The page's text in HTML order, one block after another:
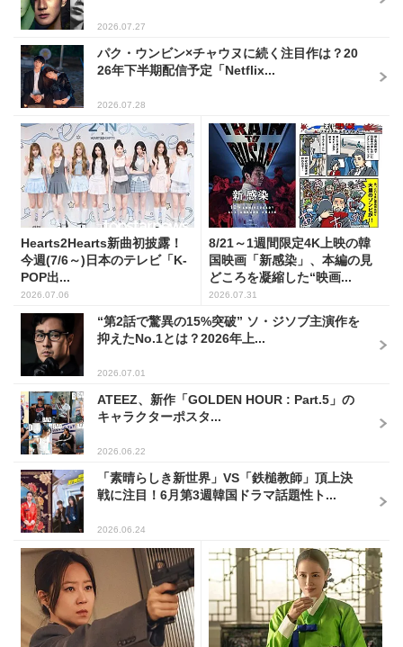
2026.07.27
パク・ウンビン×チャウヌに続く注目作は？20
26年下半期配信予定「Netflix...
2026.07.28
Hearts2Hearts新曲初披露！
今週(7/6～)日本のテレビ「K-
POP出...
2026.07.06
8/21～1週間限定4K上映の韓
国映画「新感染」、本編の見
どころを凝縮した“映画...
2026.07.31
“第2話で驚異の15%突破” ソ・ジソブ主演作を
抑えたNo.1とは？2026年上...
2026.07.01
ATEEZ、新作「GOLDEN HOUR : Part.5」の
キャラクターポスタ...
2026.06.22
「素晴らしき新世界」VS「鉄槌教師」頂上決
戦に注目！6月第3週韓国ドラマ話題性ト...
2026.06.24